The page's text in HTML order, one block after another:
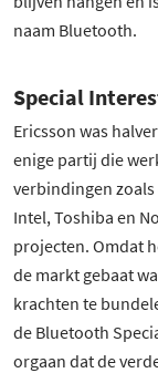
naam Bluetooth.
Special
Ericsson was
enige partij die
verbindingen zoals
Intel, Toshiba en
projecten. Omdat
de markt gebaat
krachten te
de Bluetooth
orgaan dat de